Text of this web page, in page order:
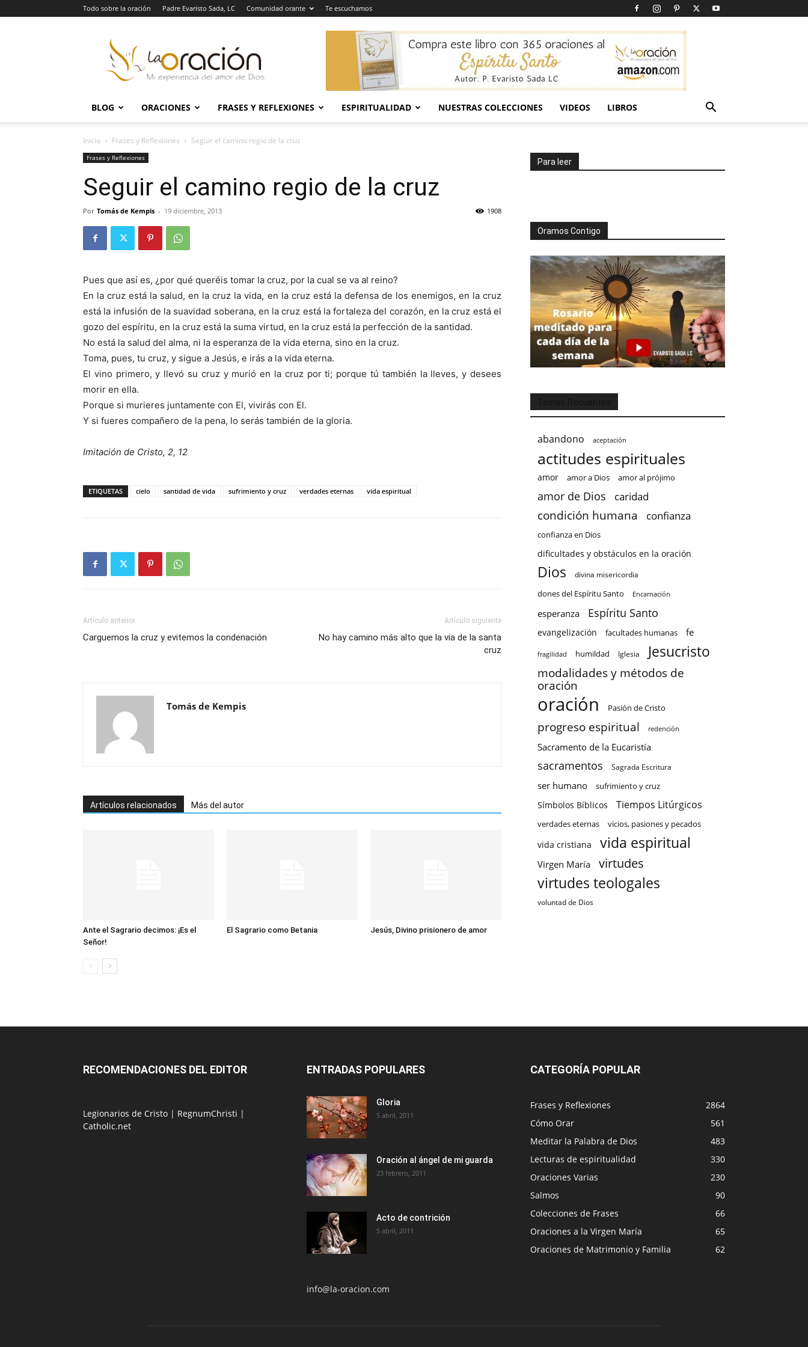
Todo sobre la oración Padre Evaristo Sada, LC Comunidad orante Te escuchamos
Oración
BLOG ORACIONES FRASES Y REFLEXIONES ESPIRITUALIDAD NUESTRAS COLECCIONES VIDEOS LIBROS
Inicio Frases y Reflexiones Seguir el camino regio de la cruz
Frases y Reflexiones
Seguir el camino regio de la cruz
Por Tomás de Kempis - 19 diciembre, 2013 1908
Pues que así es, ¿por qué queréis tomar la cruz, por la cual se va al reino?
En la cruz está la salud, en la cruz la vida, en la cruz está la defensa de los enemigos, en la cruz
está la infusión de la suavidad soberana, en la cruz está la fortaleza del corazón, en la cruz está el
gozo del espíritu, en la cruz está la suma virtud, en la cruz está la perfección de la santidad.
No está la salud del alma, ni la esperanza de la vida eterna, sino en la cruz.
Toma, pues, tu cruz, y sigue a Jesús, e irás a la vida eterna.
El vino primero, y llevó su cruz y murió en la cruz por ti; porque tú también la lleves, y desees
morir en ella.
Porque si murieres juntamente con El, vivirás con El.
Y si fueres compañero de la pena, lo serás también de la gloria.
Imitación de Cristo, 2, 12
ETIQUETAS cielo santidad de vida sufrimiento y cruz verdades eternas vida espiritual
Artículo anterior
Carguemos la cruz y evitemos la condenación
Artículo siguiente
No hay camino más alto que la via de la santa
cruz
Tomás de Kempis
Artículos relacionados Más del autor
Ante el Sagrario decimos: ¡Es el
Señor!
El Sagrario como Betania Jesús, Divino prisionero de amor
Para leer
Oramos Contigo
abandono aceptación
actitudes espirituales
amor amor a Dios amor al prójimo
amor de Dios caridad
condición humana confianza
confianza en Dios
dificultades y obstáculos en la oración
Dios divina misericordia
dones del Espíritu Santo Encarnación
esperanza Espíritu Santo
evangelización facultades humanas fe
fragilidad humildad Iglesia Jesucristo
modalidades y métodos de
oración
oración Pasión de Cristo
progreso espiritual redención
Sacramento de la Eucaristía
sacramentos Sagrada Escritura
ser humano sufrimiento y cruz
Símbolos Bíblicos Tiempos Litúrgicos
verdades eternas vicios, pasiones y pecados
vida cristiana vida espiritual
Virgen María virtudes
virtudes teologales
voluntad de Dios
RECOMENDACIONES DEL EDITOR
Legionarios de Cristo | RegnumChristi |
Catholic.net
ENTRADAS POPULARES
Gloria
5 abril, 2011
Oración al ángel de mi guarda
23 febrero, 2011
Acto de contrición
5 abril, 2011
info@la-oracion.com
CATEGORÍA POPULAR
Frases y Reflexiones
2864
Cómo Orar
561
Meditar la Palabra de Dios
483
Lecturas de espiritualidad
330
Oraciones Varias
230
Salmos
90
Colecciones de Frases
66
Oraciones a la Virgen María
65
Oraciones de Matrimonio y Familia
62